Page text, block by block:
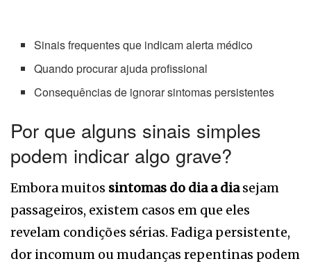
Sinais frequentes que indicam alerta médico
Quando procurar ajuda profissional
Consequências de ignorar sintomas persistentes
Por que alguns sinais simples
podem indicar algo grave?
Embora muitos sintomas do dia a diasejam
passageiros, existem casos em que eles
revelam condições sérias. Fadiga persistente,
dor incomum ou mudanças repentinas podem